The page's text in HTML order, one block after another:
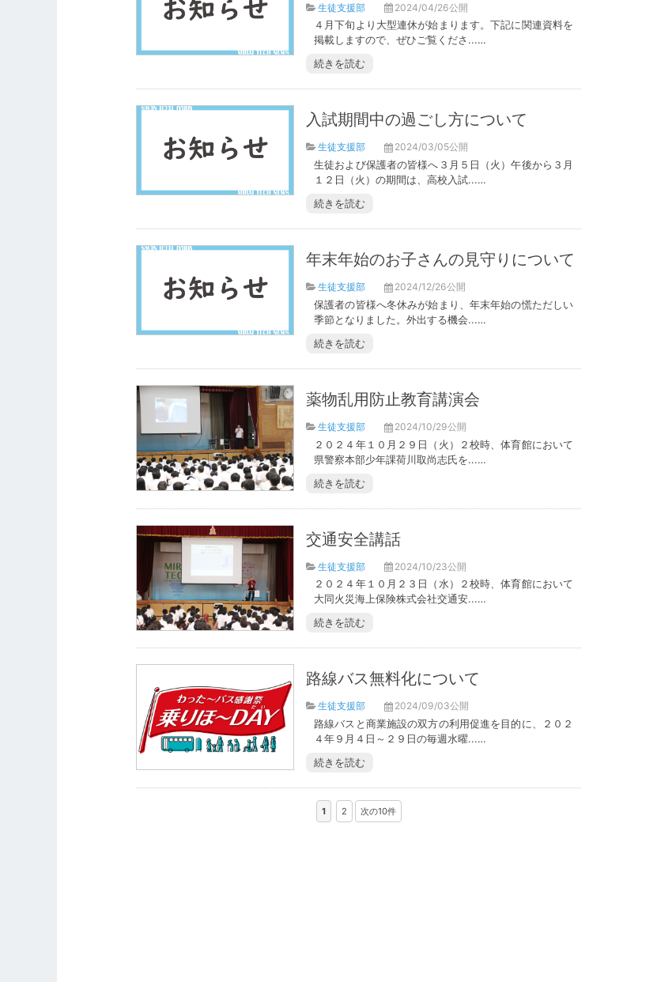
生徒支援部
2024/04/26公開
４月下旬より大型連休が始まります。下記に関連資料を
掲載しますので、ぜひご覧くださ...…
続きを読む
入試期間中の過ごし方について
生徒支援部
2024/03/05公開
生徒および保護者の皆様へ３月５日（火）午後から３月
１２日（火）の期間は、高校入試...…
続きを読む
年末年始のお子さんの見守りについて
生徒支援部
2024/12/26公開
保護者の皆様へ冬休みが始まり、年末年始の慌ただしい
季節となりました。外出する機会...…
続きを読む
薬物乱用防止教育講演会
生徒支援部
2024/10/29公開
２０２４年１０月２９日（火）２校時、体育館において
県警察本部少年課荷川取尚志氏を...…
続きを読む
交通安全講話
生徒支援部
2024/10/23公開
２０２４年１０月２３日（水）２校時、体育館において
大同火災海上保険株式会社交通安...…
続きを読む
路線バス無料化について
生徒支援部
2024/09/03公開
路線バスと商業施設の双方の利用促進を目的に、２０２
４年９月４日～２９日の毎週水曜...…
続きを読む
1 2 次の10件